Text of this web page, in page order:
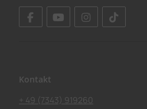
Kontakt
+ 49 (7343) 919260